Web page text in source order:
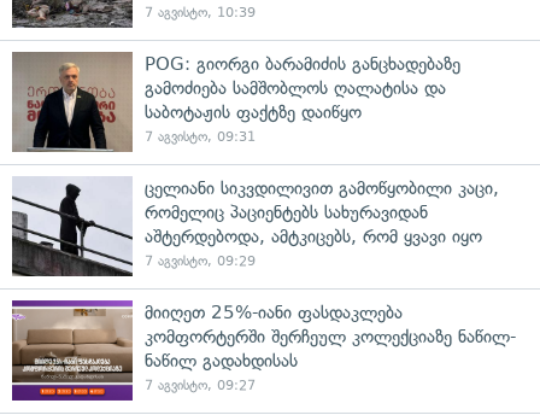
7 აგვისტო, 10:39
POG: გიორგი ბარამიძის განცხადებაზე
გამოძიება სამშობლოს ღალატისა და
საბოტაჟის ფაქტზე დაიწყო
7 აგვისტო, 09:31
ცელიანი სიკვდილივით გამოწყობილი კაცი,
რომელიც პაციენტებს სახურავიდან
აშტერდებოდა, ამტკიცებს, რომ ყვავი იყო
7 აგვისტო, 09:29
მიიღეთ 25%-იანი ფასდაკლება
კომფორტერში შერჩეულ კოლექციაზე ნაწილ-
ნაწილ გადახდისას
7 აგვისტო, 09:27